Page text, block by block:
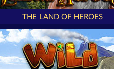
THE LAND OF HEROES